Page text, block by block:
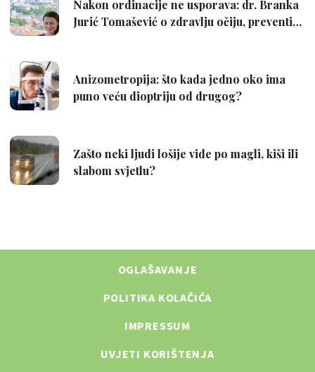
OGLAŠAVANJE
POLITIKA KOLAČIĆA
IMPRESSUM
UVJETI KORIŠTENJA